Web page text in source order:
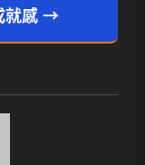
就感 →